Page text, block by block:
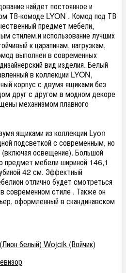
найдет постоянное и
ТВ-комоде LYON . Комод под ТВ
предмет мебели,
стилем.и использование лучших
к царапинам, нагрузкам,
выполнен в современных
вид изделия. Белый
в коллекции LYON,
корпус с двумя ящиками без
друг с другом в модном декоре
механизмом плавного
ящиками из коллекции Lyon
подсветкой с современным, но
освещение). Большой
предмет мебели шириной 146,1
42 см. Эффектный
отлично будет смотреться
современном стиле . Также он
оформленный в скандинавском
белый) Wojcik (Войчик)